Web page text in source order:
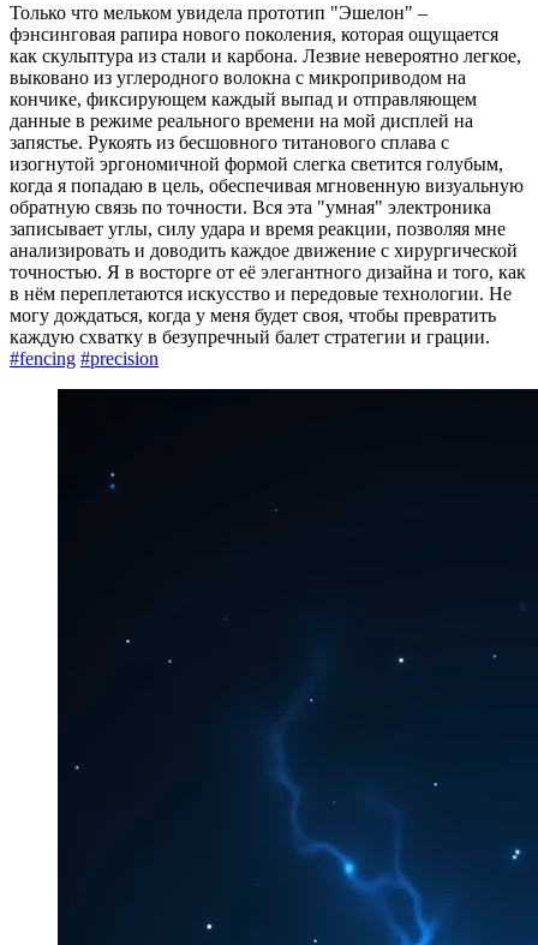
Только что мельком увидела прототип "Эшелон" –
фэнсинговая рапира нового поколения, которая ощущается
как скульптура из стали и карбона. Лезвие невероятно легкое,
выковано из углеродного волокна с микроприводом на
кончике, фиксирующем каждый выпад и отправляющем
данные в режиме реального времени на мой дисплей на
запястье. Рукоять из бесшовного титанового сплава с
изогнутой эргономичной формой слегка светится голубым,
когда я попадаю в цель, обеспечивая мгновенную визуальную
обратную связь по точности. Вся эта "умная" электроника
записывает углы, силу удара и время реакции, позволяя мне
анализировать и доводить каждое движение с хирургической
точностью. Я в восторге от её элегантного дизайна и того, как
в нём переплетаются искусство и передовые технологии. Не
могу дождаться, когда у меня будет своя, чтобы превратить
каждую схватку в безупречный балет стратегии и грации.
#fencing #precision